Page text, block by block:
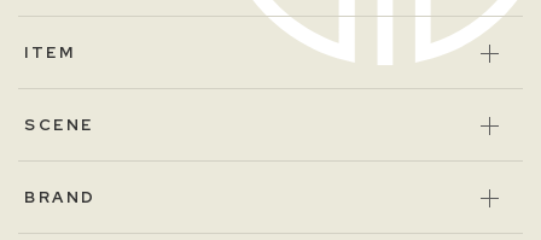
ITEM
SCENE
BRAND